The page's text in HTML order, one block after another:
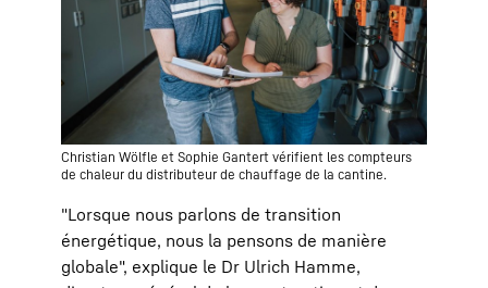
Christian Wölfle et Sophie Gantert vérifient les compteurs
de chaleur du distributeur de chauffage de la cantine.
"Lorsque nous parlons de transition
énergétique, nous la pensons de manière
globale", explique le Dr Ulrich Hamme,